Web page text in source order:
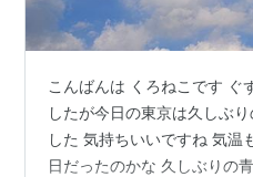
こんばんは くろねこです ぐ
したが今日の東京は久しぶ
した 気持ちいいですね 気
日だったのかな 久しぶりの